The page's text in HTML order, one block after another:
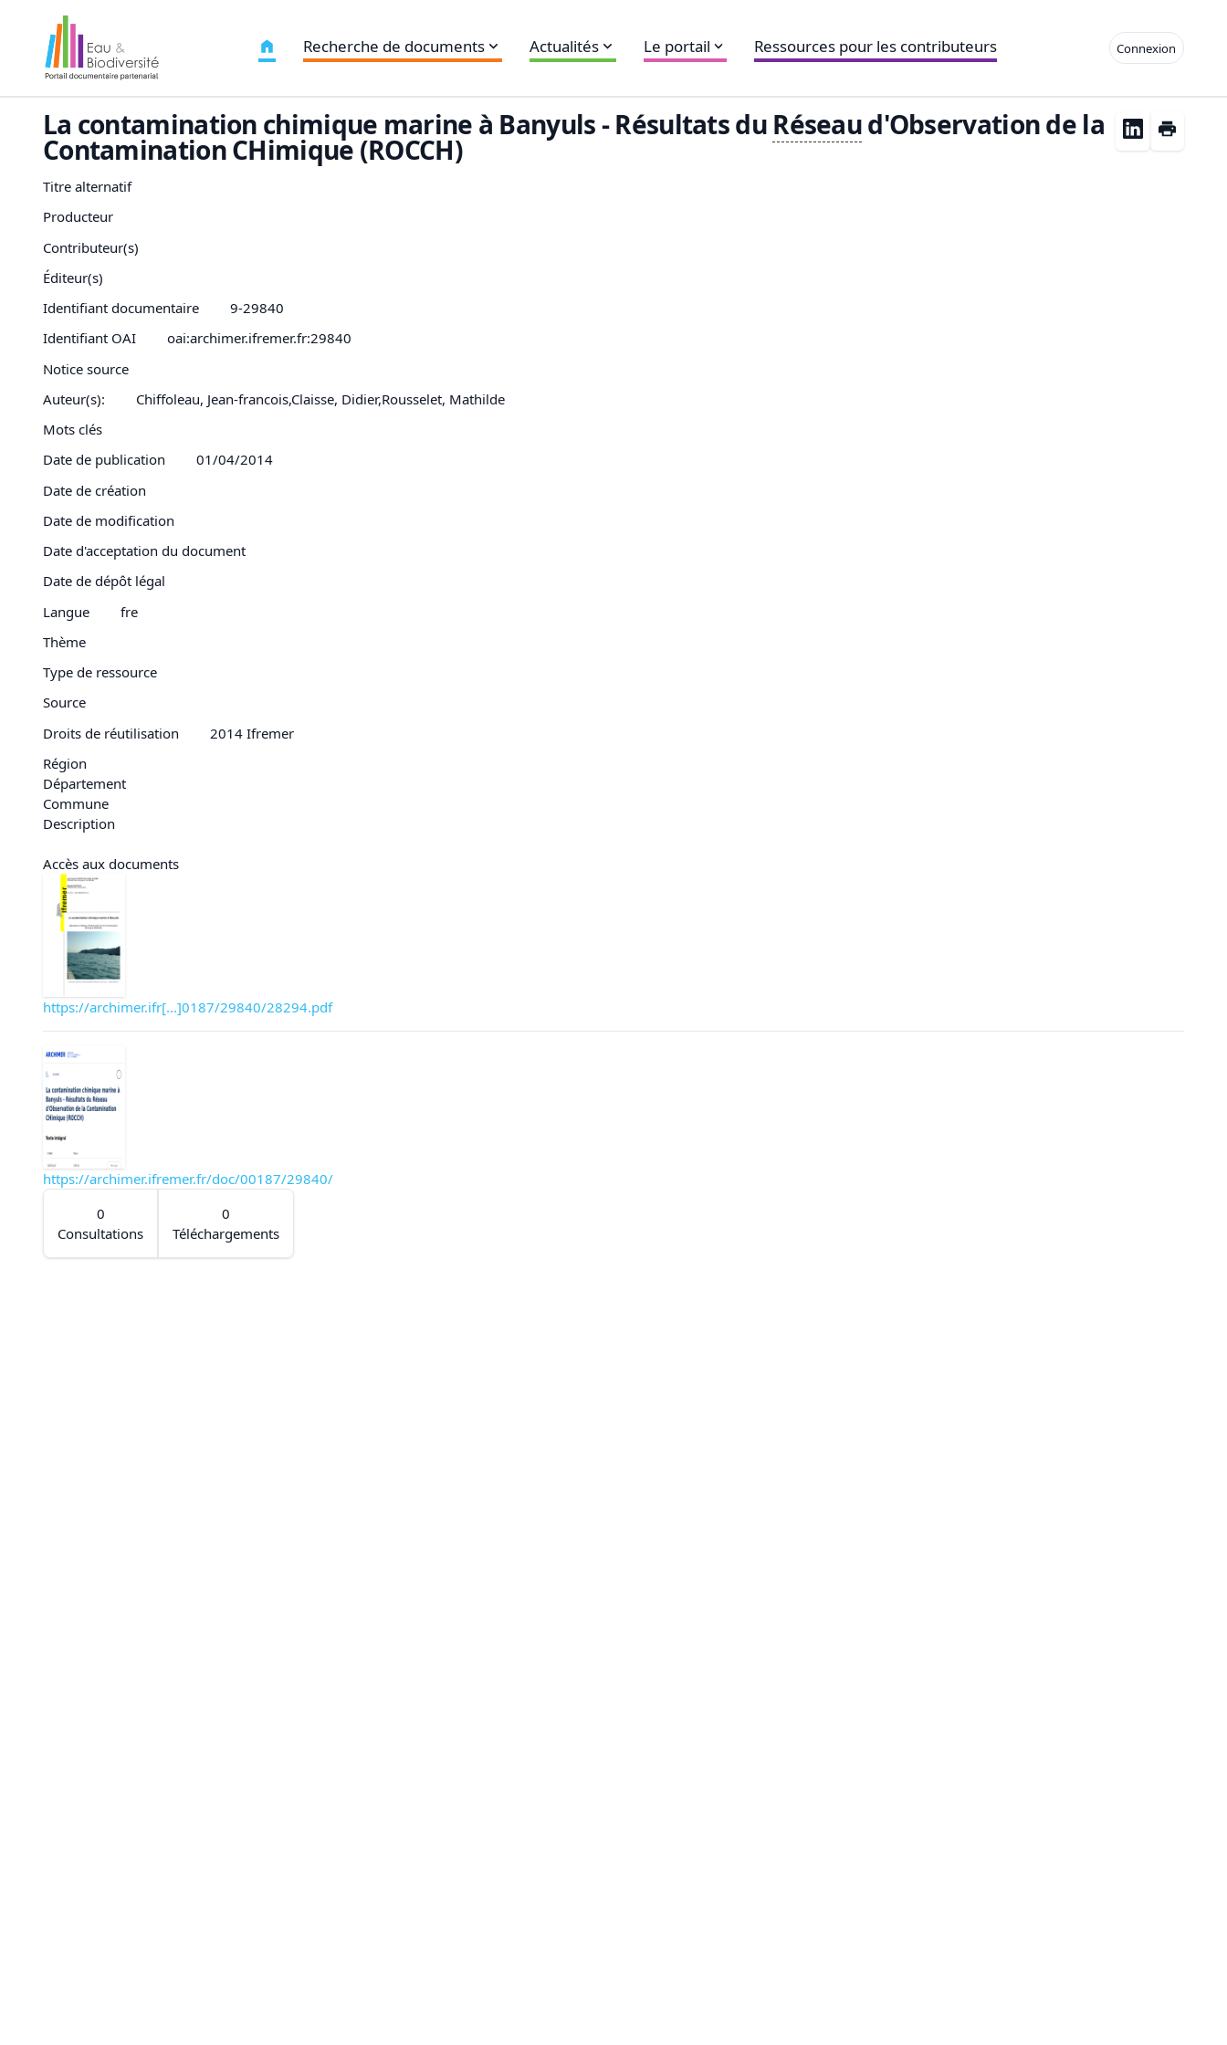
Connexion
Recherche de documents Actualités Le portail Ressources pour les contributeurs
La contamination chimique marine à Banyuls - Résultats du Réseaud'Observation de la
Contamination CHimique (ROCCH)
Titre alternatif
Producteur
Contributeur(s)
Éditeur(s)
Identifiant documentaire
9-29840
Identifiant OAI
oai:archimer.ifremer.fr:29840
Notice source
Auteur(s):
Chiffoleau, Jean-francois,Claisse, Didier,Rousselet, Mathilde
Mots clés
Date de publication
01/04/2014
Date de création
Date de modification
Date d'acceptation du document
Date de dépôt légal
Langue
fre
Thème
Type de ressource
Source
Droits de réutilisation
2014 Ifremer
Région
Département
Commune
Description
Accès aux documents
https://archimer.ifr[...]0187/29840/28294.pdf
https://archimer.ifremer.fr/doc/00187/29840/
0
Consultations
0
Téléchargements